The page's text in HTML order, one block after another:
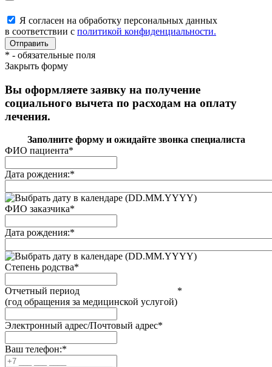
Я согласен на обработку персональных данных
в соответствии с политикой конфиденциальности.
* - обязательные поля
Закрыть форму
Вы оформляете заявку на получение
социального вычета по расходам на оплату
лечения.
Заполните форму и ожидайте звонка специалиста
ФИО пациента*
Дата рождения:*
(DD.MM.YYYY)
ФИО заказчика*
Дата рождения:*
(DD.MM.YYYY)
Степень родства*
Отчетный период
(год обращения за медицинской услугой)
*
Электронный адрес/Почтовый адрес*
Ваш телефон:*